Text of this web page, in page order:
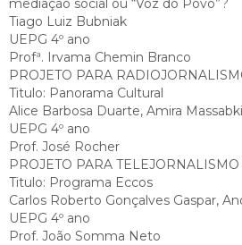
mediação social ou “Voz do Povo”?
Tiago Luiz Bubniak
UEPG 4º ano
Profª. Irvama Chemin Branco
PROJETO PARA
Titulo: Panorama Cultural
Alice Barbosa Duarte, Amira Massabki
UEPG 4º ano
Prof. José Rocher
PROJETO PARA TELEJORNALISMO
Titulo: Programa Eccos
Carlos Roberto Gonçalves Gaspar,
UEPG 4º ano
Prof. João Somma Neto